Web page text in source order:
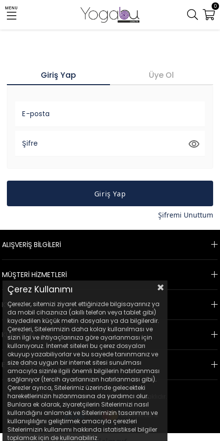
MENU 0
Giriş Yap Üye Ol
E-posta
Şifre
Giriş Yap
Şifremi Unuttum
ALIŞVERİŞ BİLGİLERİ
MÜŞTERİ HİZMETLERİ
KVKK
KURUMSAL
E-BÜLTEN KAYIT
© 2023 Ticimax - Tüm hakları saklıdır.
Çerez Kullanımı
Çerezler, sitemizi ziyaret ettiğinizde bilgisayarınız ya
da mobil cihazınıza (akıllı telefon veya tablet gibi)
kaydedilen küçük metin dosyaları ya da bilgilerdir.
Çerezleri, Sitelerimizin daha kolay kullanılması ve
sizin ilgi ve ihtiyaçlarınıza göre ayarlanması için
kullanıyoruz. İnternet siteleri bu çerez dosyaları
okuyup yazabiliyorlar ve bu sayede tanınmanız ve
size daha uygun bir internet sitesi sunulması
amacıyla sizinle ilgili önemli bilgilerin hatırlanması
sağlanıyor (tercih ayarlarınızın hatırlanması gibi).
Çerezler ayrıca, Sitelerimiz üzerinde gelecekteki
hareketlerinizin hızlanmasına da yardımcı olur.
Bunlara ek olarak, ziyaretçilerin Sitelerimizi nasıl
kullandığını anlamak ve Sitelerimizin tasarımını ve
kullanışlılığını geliştirmek amacıyla çerezleri
Sitelerimizin kullanımı hakkında istatistiksel bilgiler
toplamak için de kullanabiliriz.